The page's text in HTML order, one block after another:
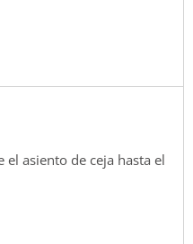
asiento de ceja hasta el